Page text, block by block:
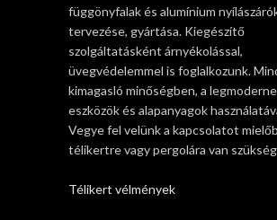
függönyfalak és alumínium
tervezése, gyártása. Kiegészítő
szolgáltatásként árnyékolással,
üvegvédelemmel is foglalkozunk.
kimagasló minőségben, a
eszközök és alapanyagok
Vegye fel velünk a kapcsolatot
télikertre vagy pergolára van
Télikert vélmények